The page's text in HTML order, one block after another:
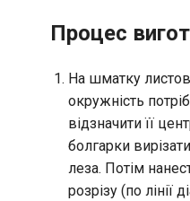
Процес
На шматку
окружність
відзначити її
болгарки
леза. Потім
розрізу (по лінії